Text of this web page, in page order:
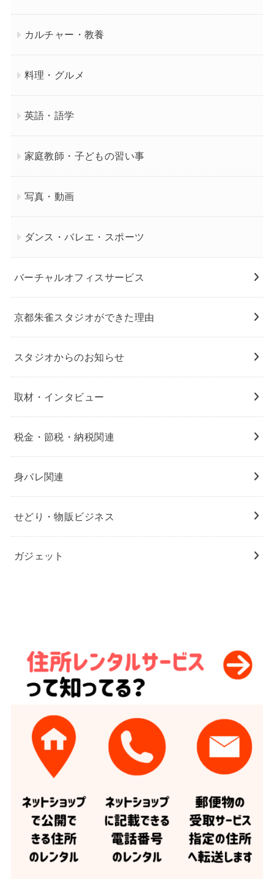
カルチャー・教養
料理・グルメ
英語・語学
家庭教師・子どもの習い事
写真・動画
ダンス・バレエ・スポーツ
バーチャルオフィスサービス
京都朱雀スタジオができた理由
スタジオからのお知らせ
取材・インタビュー
税金・節税・納税関連
身バレ関連
せどり・物販ビジネス
ガジェット